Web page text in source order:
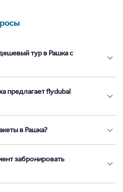
тур в Рашка с
предлагает flydubai
в Рашка?
забронировать